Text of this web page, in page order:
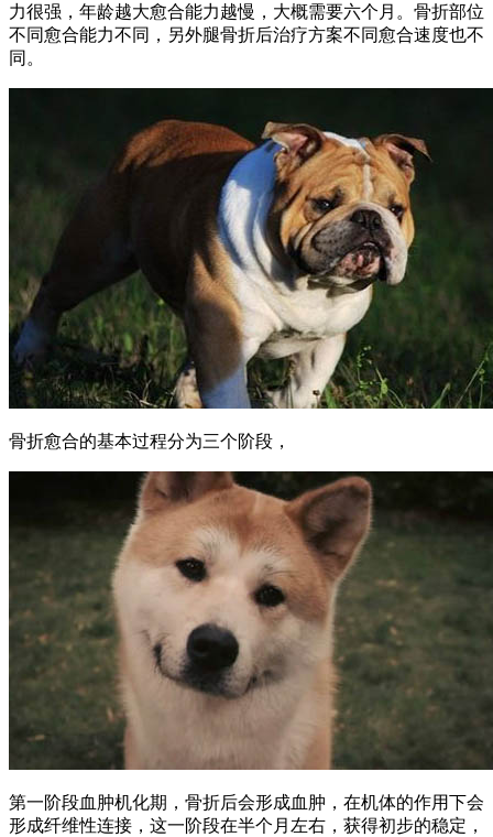
力很强，年龄越大愈合能力越慢，大概需要六个月。骨折部位
不同愈合能力不同，另外腿骨折后治疗方案不同愈合速度也不
同。
骨折愈合的基本过程分为三个阶段，
第一阶段血肿机化期，骨折后会形成血肿，在机体的作用下会
形成纤维性连接，这一阶段在半个月左右，获得初步的稳定，